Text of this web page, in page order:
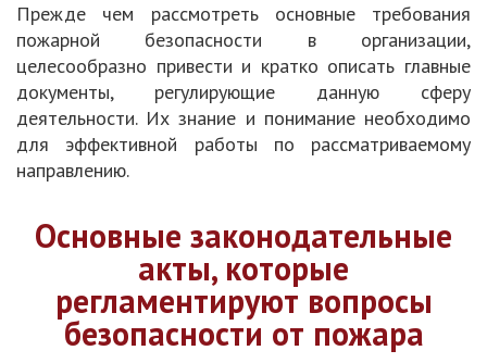
Прежде чем рассмотреть основные требования
пожарной безопасности в организации,
целесообразно привести и кратко описать главные
документы, регулирующие данную сферу
деятельности. Их знание и понимание необходимо
для эффективной работы по рассматриваемому
направлению.
Основные законодательные
акты, которые
регламентируют вопросы
безопасности от пожара